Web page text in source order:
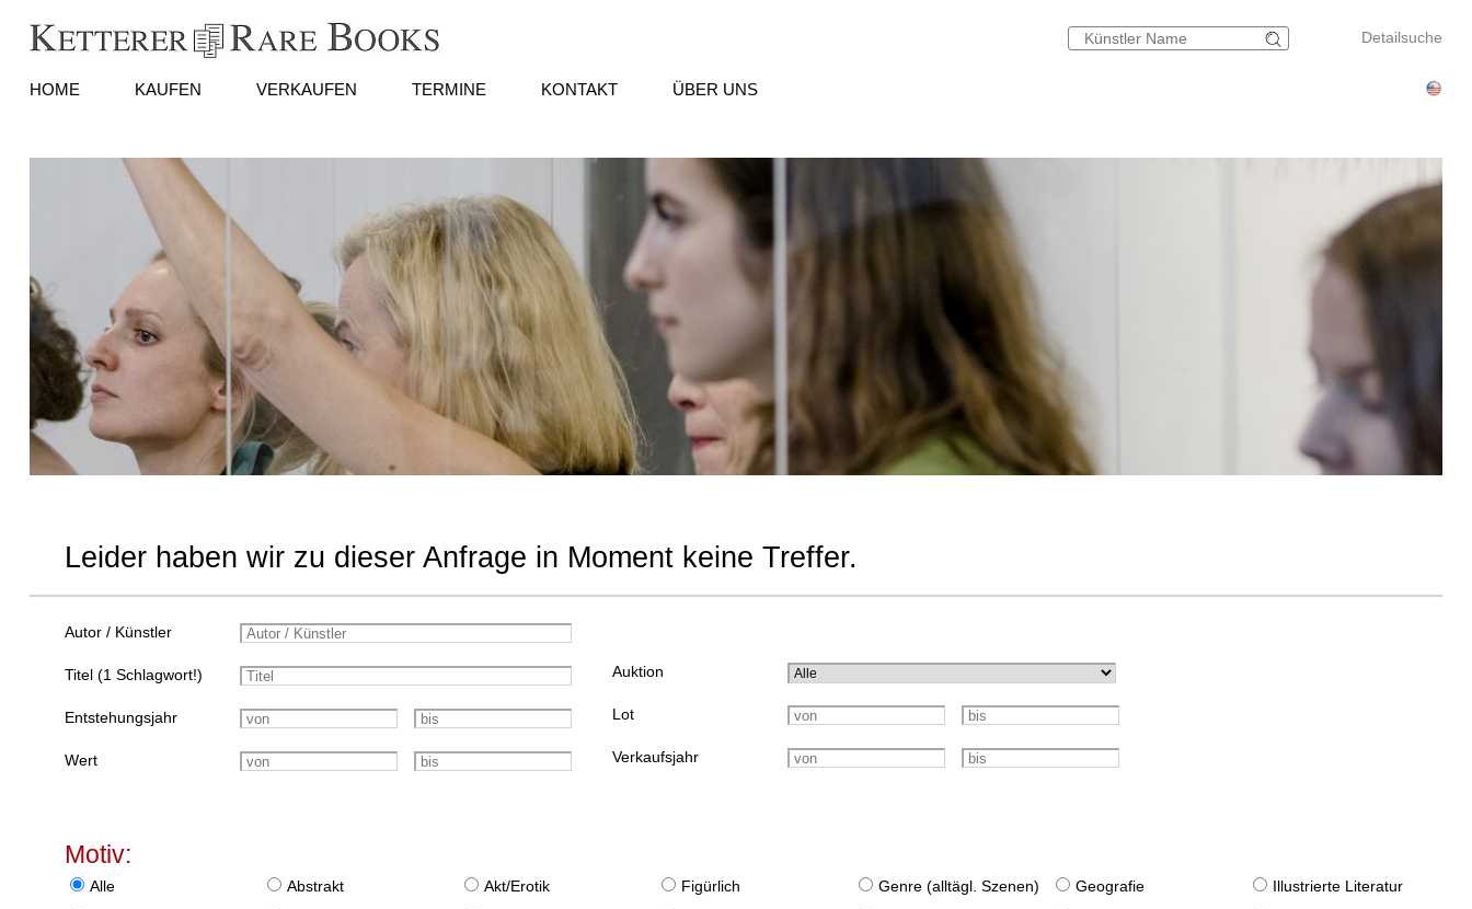
Detailsuche
HOME KAUFEN VERKAUFEN TERMINE KONTAKT ÜBER UNS
Leider haben wir zu dieser Anfrage in Moment keine Treffer.
Autor / Künstler
Titel (1 Schlagwort!)
Entstehungsjahr
Wert
Auktion
Lot
Verkaufsjahr
Motiv:
Alle Abstrakt Akt/Erotik Figürlich Genre (alltägl. Szenen) Geografie
Illustrierte Literatur